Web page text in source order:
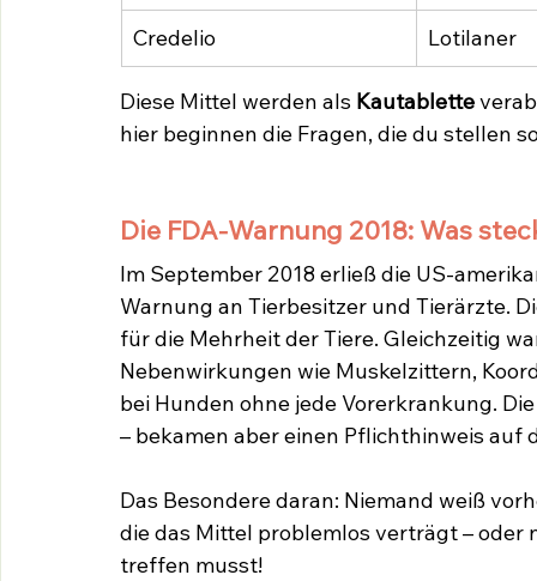
Credelio Lotilaner
Diese Mittel werden als Kautablette
hier beginnen die Fragen, die du stellen
Die FDA-Warnung 2018: Was
Im September 2018 erließ die US-
Warnung an Tierbesitzer und Tierärzte.
für die Mehrheit der Tiere. Gleichzeitig
Nebenwirkungen wie Muskelzittern,
bei Hunden ohne jede Vorerkrankung.
– bekamen aber einen Pflichthinweis auf
Das Besondere daran: Niemand weiß
die das Mittel problemlos verträgt – oder
treffen musst!